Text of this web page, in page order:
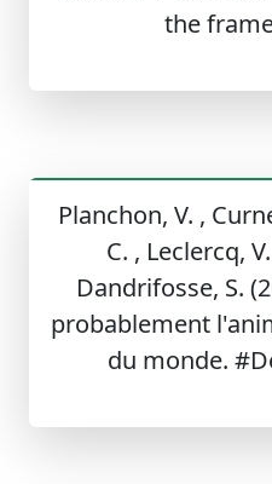
the
Planchon, V. ,
C. , Leclercq,
Dandrifosse, S.
probablement
du monde.